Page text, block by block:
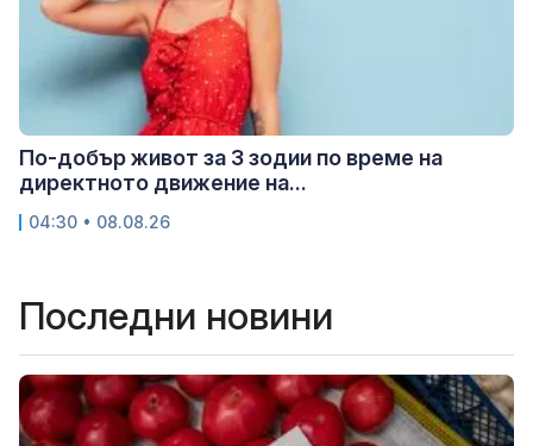
По-добър живот за 3 зодии по време на
директното движение на...
04:30 • 08.08.26
Последни новини